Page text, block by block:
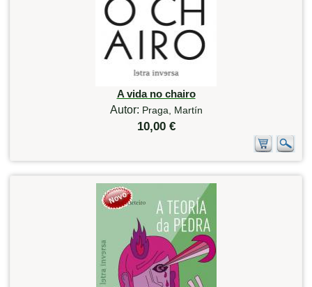
A vida no chairo
Autor: Praga, Martín
10,00 €